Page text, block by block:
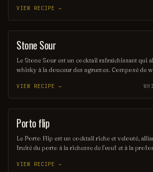
sec, il est apprécié pour son goût unique et sa
palais. Ce mélange élégant est souvent dégusté
repas.
VIEW RECIPE →
ORDINARY DRINK
Stone Sour
Le Stone Sour est un cocktail rafraîchissant qui
whisky à la douceur des agrumes. Composé de
entre acidité et douceur. Servi sur glace, ce
idéal pour les amateurs de cocktails fruités.
VIEW RECIPE →
ORDINARY DRINK
Porto flip
Le Porto Flip est un cocktail riche et velouté,
fruité du porto à la richesse de l'œuf et à la
muscade, offrant une expérience gustative
VIEW RECIPE →